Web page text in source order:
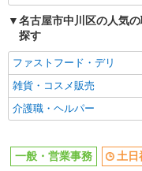
名古屋市中川区の人気
探す
ファストフード・デリ
雑貨・コスメ販売
介護職・ヘルパー
一般・営業事務
土日